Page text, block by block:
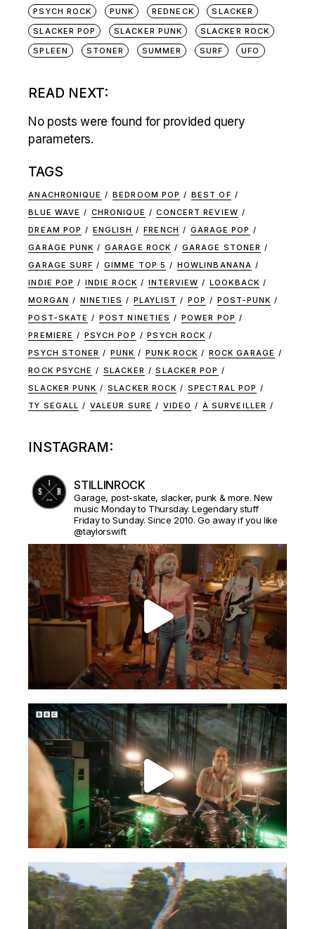
PSYCH ROCK PUNK REDNECK
SLACKER
SLACKER POP
SLACKER PUNK
SLACKER ROCK
SPLEEN
STONER SUMMER SURF UFO
READ NEXT:
No posts were found for provided query
parameters.
TAGS
ANACHRONIQUE BEDROOM POP
BEST OF
BLUE WAVE
CHRONIQUE
CONCERT REVIEW
DREAM POP
ENGLISH FRENCH
GARAGE POP
GARAGE PUNK
GARAGE ROCK
GARAGE STONER
GARAGE SURF
GIMME TOP 5
HOWLINBANANA
INDIE POP
INDIE ROCK INTERVIEW
LOOKBACK
MORGAN
NINETIES PLAYLIST POP
POST-PUNK
POST-SKATE
POST NINETIES
POWER POP
PREMIERE
PSYCH POP
PSYCH ROCK
PSYCH STONER
PUNK PUNK ROCK
ROCK GARAGE
ROCK PSYCHE
SLACKER
SLACKER POP
SLACKER PUNK
SLACKER ROCK
SPECTRAL POP
TY SEGALL
VALEUR SURE VIDEO À SURVEILLER
INSTAGRAM:
STILLINROCK
Garage, post-skate, slacker, punk & more. New
music Monday to Thursday. Legendary stuff
Friday to Sunday. Since 2010. Go away if you like
@taylorswift